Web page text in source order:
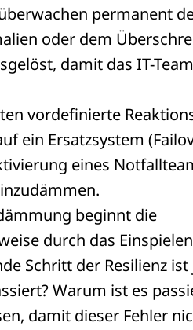
permanent
oder dem
damit das IT-
vordefinierte
ein Ersatzsystem
eines
beginnt die
durch das
Schritt der Resilienz
Warum ist es
damit dieser Fehler